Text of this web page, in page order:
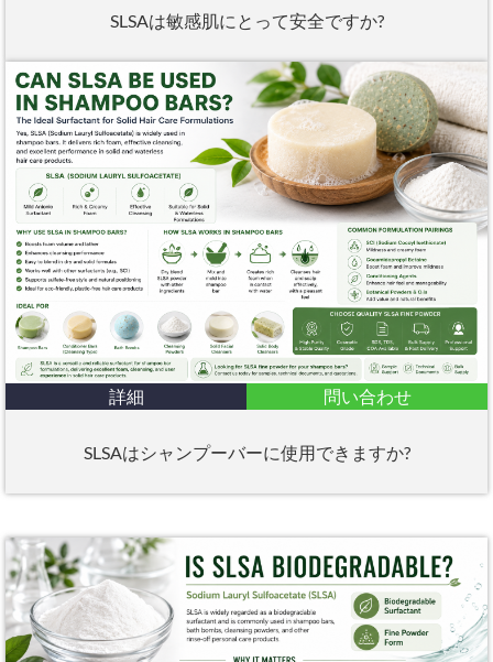
SLSAは敏感肌にとって安全ですか?
詳細 問い合わせ
SLSAはシャンプーバーに使用できますか?